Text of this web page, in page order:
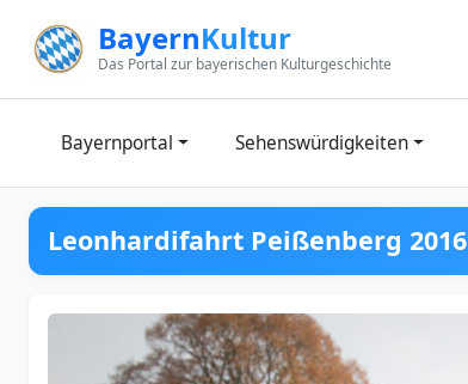
BayernKultur
Das Portal zur bayerischen Kulturgeschichte
Bayernportal Sehenswürdigkeiten
Leonhardifahrt Peißenberg 2016